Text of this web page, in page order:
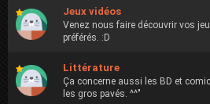
Jeux vidéos
Venez nous faire découvrir vos
préférés. :D
Littérature
Ça concerne aussi les BD et
les gros pavés. ^^"